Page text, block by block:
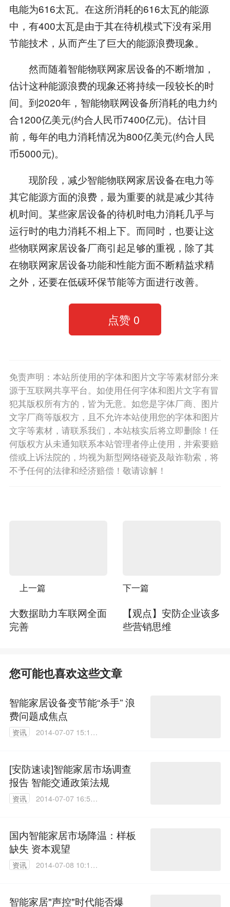
电能为616太瓦。在这所消耗的616太瓦的能源
中，有400太瓦是由于其在待机模式下没有采用
节能技术，从而产生了巨大的能源浪费现象。
然而随着智能物联网家居设备的不断增加，
估计这种能源浪费的现象还将持续一段较长的时
间。到2020年，智能物联网设备所消耗的电力约
合1200亿美元(约合人民币7400亿元)。估计目
前，每年的电力消耗情况为800亿美元(约合人民
币5000元)。
现阶段，减少智能物联网家居设备在电力等
其它能源方面的浪费，最为重要的就是减少其待
机时间。某些家居设备的待机时电力消耗几乎与
运行时的电力消耗不相上下。而同时，也要让这
些物联网家居设备厂商引起足够的重视，除了其
在物联网家居设备功能和性能方面不断精益求精
之外，还要在低碳环保节能等方面进行改善。
点赞 0
免责声明：本站所使用的字体和图片文字等素材部分来
源于互联网共享平台。如使用任何字体和图片文字有冒
犯其版权所有方的，皆为无意。如您是字体厂商、图片
文字厂商等版权方，且不允许本站使用您的字体和图片
文字等素材，请联系我们，本站核实后将立即删除！任
何版权方从未通知联系本站管理者停止使用，并索要赔
偿或上诉法院的，均视为新型网络碰瓷及敲诈勒索，将
不予任何的法律和经济赔偿！敬请谅解！
上一篇
大数据助力车联网全面
完善
下一篇
【观点】安防企业该多
些营销思维
您可能也喜欢这些文章
智能家居设备变节能“杀手” 浪
费问题成焦点
资讯
2014-07-07 15:17:
[安防速读]智能家居市场调查
报告 智能交通政策法规
资讯
2014-07-07 16:57:
国内智能家居市场降温：样板
缺失 资本观望
资讯
2014-07-08 10:15:
智能家居"声控"时代能否爆